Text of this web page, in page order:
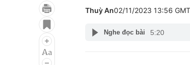
Điện ảnh
Âm nhạc
Du lịch
Thuỳ An02/11/2023 13:56
Nghe đọc bài 5:20